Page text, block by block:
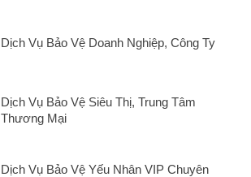
Dịch Vụ Bảo Vệ Doanh Nghiệp, Công Ty
Dịch Vụ Bảo Vệ Siêu Thị, Trung Tâm
Thương Mại
Dịch Vụ Bảo Vệ Yếu Nhân VIP Chuyên